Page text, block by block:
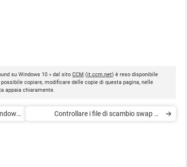
su Windows 10 » dal sito CCM (it.ccm.net) è reso disponibile
possibile copiare, modificare delle copie di questa pagina, nelle
appaia chiaramente.
Controllare i file di scambio swap su